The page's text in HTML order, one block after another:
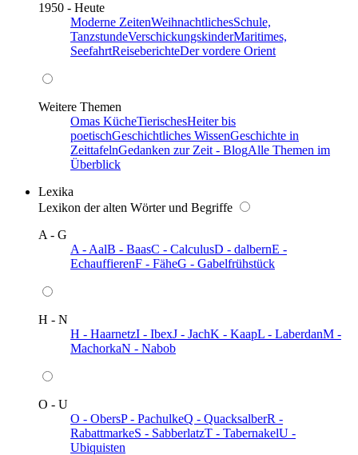
1950 - Heute
Moderne ZeitenWeihnachtlichesSchule,
TanzstundeVerschickungskinderMaritimes,
SeefahrtReiseberichteDer vordere Orient
Weitere Themen
Omas KücheTierischesHeiter bis
poetischGeschichtliches WissenGeschichte in
ZeittafelnGedanken zur Zeit - BlogAlle Themen im
Überblick
Lexika
Lexikon der alten Wörter und Begriffe
A - G
A - AalB - BaasC - CalculusD - dalbernE -
EchauffierenF - FäheG - Gabelfrühstück
H - N
H - HaarnetzI - IbexJ - JachK - KaapL - LaberdanM -
MachorkaN - Nabob
O - U
O - ObersP - PachulkeQ - QuacksalberR -
RabattmarkeS - SabberlatzT - TabernakelU -
Ubiquisten